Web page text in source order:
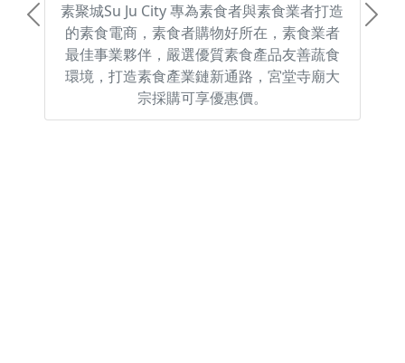
素聚城Su Ju City 專為素食者與素食業者打造
的素食電商，素食者購物好所在，素食業者
最佳事業夥伴，嚴選優質素食產品友善蔬食
環境，打造素食產業鏈新通路，宮堂寺廟大
宗採購可享優惠價。
Previous Next